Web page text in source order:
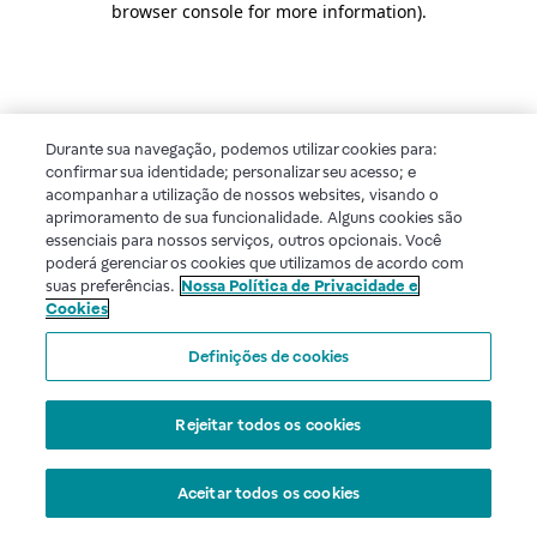
browser console for more information).
Durante sua navegação, podemos utilizar cookies para:
confirmar sua identidade; personalizar seu acesso; e
acompanhar a utilização de nossos websites, visando o
aprimoramento de sua funcionalidade. Alguns cookies são
essenciais para nossos serviços, outros opcionais. Você
poderá gerenciar os cookies que utilizamos de acordo com
suas preferências. Nossa Política de Privacidade e
Cookies
Definições de cookies
Rejeitar todos os cookies
Aceitar todos os cookies